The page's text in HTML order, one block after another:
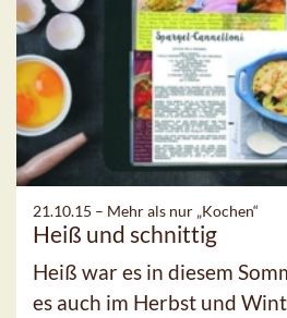
21.10.15 – Mehr als nur „Kochen“
Heiß und schnittig
Heiß war es in diesem
es auch im Herbst und